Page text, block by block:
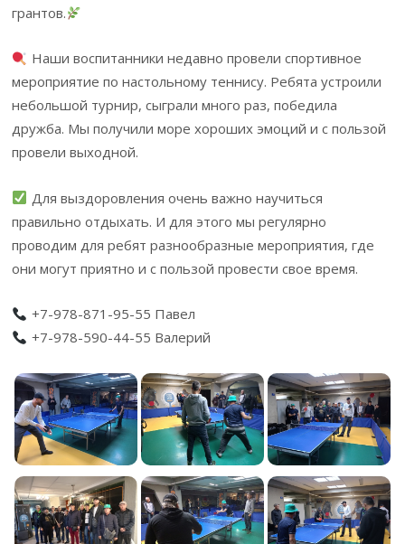
грантов.
Наши воспитанники недавно провели спортивное
мероприятие по настольному теннису. Ребята устроили
небольшой турнир, сыграли много раз, победила
дружба. Мы получили море хороших эмоций и с пользой
провели выходной.
Для выздоровления очень важно научиться
правильно отдыхать. И для этого мы регулярно
проводим для ребят разнообразные мероприятия, где
они могут приятно и с пользой провести свое время.
+7-978-871-95-55 Павел
+7-978-590-44-55 Валерий